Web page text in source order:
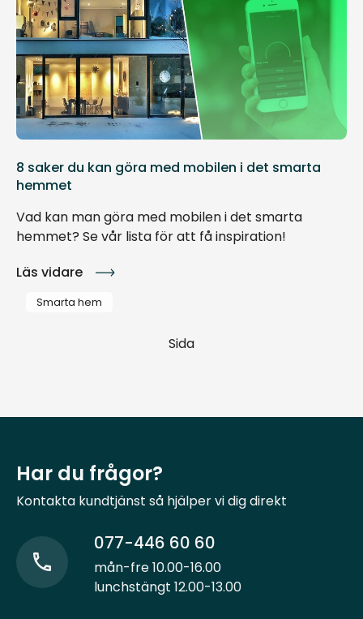
8 saker du kan göra med mobilen i det smarta
hemmet
Vad kan man göra med mobilen i det smarta
hemmet? Se vår lista för att få inspiration!
Läs vidare
Smarta hem
Sida
Har du frågor?
Kontakta kundtjänst så hjälper vi dig direkt
077-446 60 60
mån-fre 10.00-16.00
lunchstängt 12.00-13.00